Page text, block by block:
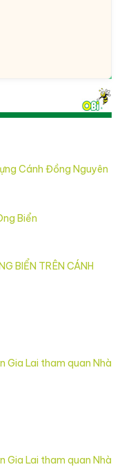
Cánh Đồng Nguyên
Biển
BIỂN TRÊN CÁNH
Gia Lai tham quan Nhà
Gia Lai tham quan Nhà